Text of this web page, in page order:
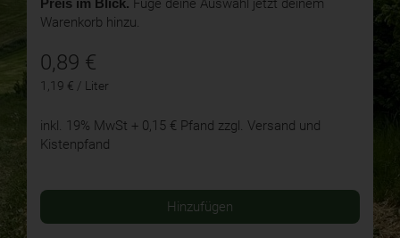
Preis im Blick. Füge deine Auswahl jetzt deinem
Warenkorb hinzu.
0,89 €
1,19 € / Liter
inkl. 19% MwSt + 0,15 € Pfand zzgl. Versand und
Kistenpfand
Hinzufügen